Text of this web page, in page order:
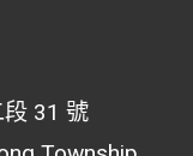
31 號